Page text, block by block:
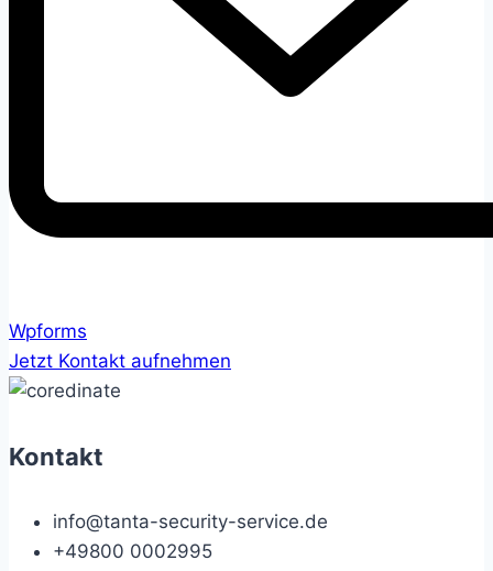
Wpforms
Jetzt Kontakt aufnehmen
Kontakt
info@tanta-security-service.de
+49800 0002995